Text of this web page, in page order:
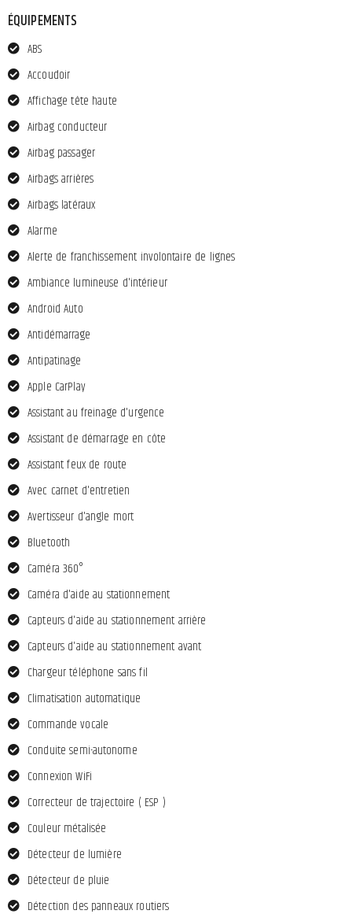
ÉQUIPEMENTS
ABS
Accoudoir
Affichage tête haute
Airbag conducteur
Airbag passager
Airbags arrières
Airbags latéraux
Alarme
Alerte de franchissement involontaire de lignes
Ambiance lumineuse d'intérieur
Android Auto
Antidémarrage
Antipatinage
Apple CarPlay
Assistant au freinage d'urgence
Assistant de démarrage en côte
Assistant feux de route
Avec carnet d'entretien
Avertisseur d'angle mort
Bluetooth
Caméra 360°
Caméra d'aide au stationnement
Capteurs d'aide au stationnement arrière
Capteurs d'aide au stationnement avant
Chargeur téléphone sans fil
Climatisation automatique
Commande vocale
Conduite semi-autonome
Connexion WiFi
Correcteur de trajectoire ( ESP )
Couleur métalisée
Détecteur de lumière
Détecteur de pluie
Détection des panneaux routiers